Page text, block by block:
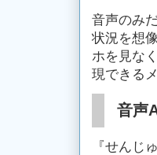
音声のみ
状況を想
ホを見な
現できる
音声
『せんじ